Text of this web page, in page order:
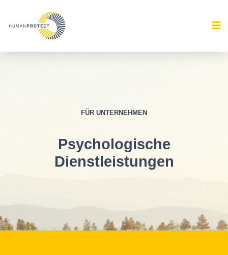
FÜR UNTERNEHMEN
Psychologische
Dienstleistungen